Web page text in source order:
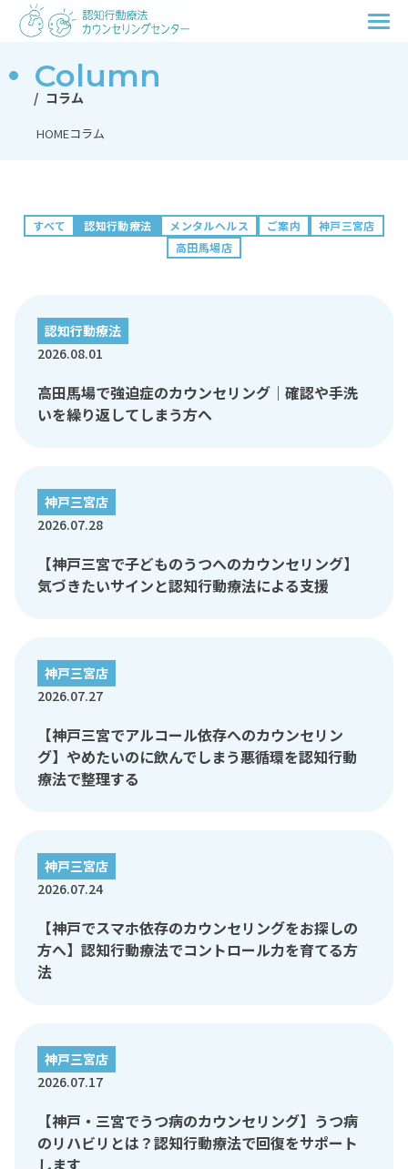
Column
コラム
HOMEコラム
すべて 認知行動療法 メンタルヘルス ご案内
神戸三宮店
高田馬場店
認知行動療法
2026.08.01
高田馬場で強迫症のカウンセリング｜確認や手洗
いを繰り返してしまう方へ
神戸三宮店
2026.07.28
【神戸三宮で子どものうつへのカウンセリング】
気づきたいサインと認知行動療法による支援
神戸三宮店
2026.07.27
【神戸三宮でアルコール依存へのカウンセリン
グ】やめたいのに飲んでしまう悪循環を認知行動
療法で整理する
神戸三宮店
2026.07.24
【神戸でスマホ依存のカウンセリングをお探しの
方へ】認知行動療法でコントロール力を育てる方
法
神戸三宮店
2026.07.17
【神戸・三宮でうつ病のカウンセリング】うつ病
のリハビリとは？認知行動療法で回復をサポート
します